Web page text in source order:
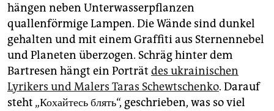
hängen neben Unterwasserpflanzen
quallenförmige Lampen. Die Wände sind dunkel
gehalten und mit einem Graffiti aus Sternennebel
und Planeten überzogen. Schräg hinter dem
Bartresen hängt ein Porträt des ukrainischen
Lyrikers und Malers Taras Schewtschenko. Darauf
steht „Кохайтесь блять“, geschrieben, was so viel